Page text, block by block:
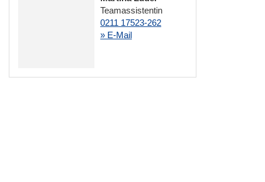
Teamassistentin
0211 17523-262
» E-Mail